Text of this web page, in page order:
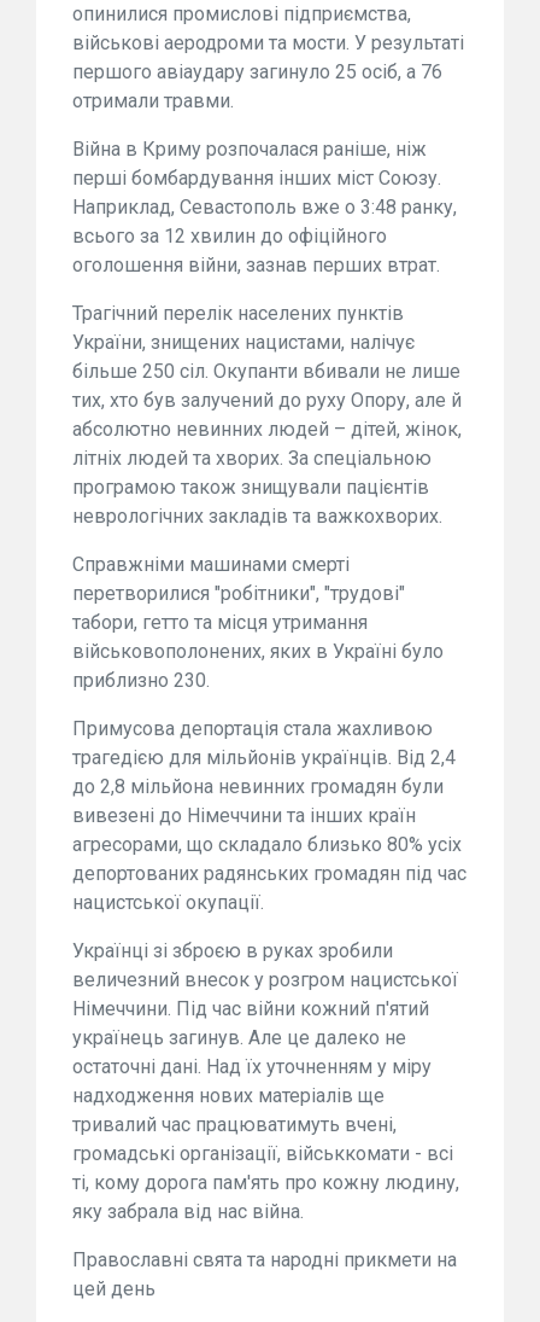
опинилися промислові підприємства,
військові аеродроми та мости. У результаті
першого авіаудару загинуло 25 осіб, а 76
отримали травми.
Війна в Криму розпочалася раніше, ніж
перші бомбардування інших міст Союзу.
Наприклад, Севастополь вже о 3:48 ранку,
всього за 12 хвилин до офіційного
оголошення війни, зазнав перших втрат.
Трагічний перелік населених пунктів
України, знищених нацистами, налічує
більше 250 сіл. Окупанти вбивали не лише
тих, хто був залучений до руху Опору, але й
абсолютно невинних людей – дітей, жінок,
літніх людей та хворих. За спеціальною
програмою також знищували пацієнтів
неврологічних закладів та важкохворих.
Справжніми машинами смерті
перетворилися "робітники", "трудові"
табори, гетто та місця утримання
військовополонених, яких в Україні було
приблизно 230.
Примусова депортація стала жахливою
трагедією для мільйонів українців. Від 2,4
до 2,8 мільйона невинних громадян були
вивезені до Німеччини та інших країн
агресорами, що складало близько 80% усіх
депортованих радянських громадян під час
нацистської окупації.
Українці зі зброєю в руках зробили
величезний внесок у розгром нацистської
Німеччини. Під час війни кожний п'ятий
українець загинув. Але це далеко не
остаточні дані. Над їх уточненням у міру
надходження нових матеріалів ще
тривалий час працюватимуть вчені,
громадські організації, військкомати - всі
ті, кому дорога пам'ять про кожну людину,
яку забрала від нас війна.
Православні свята та народні прикмети на
цей день